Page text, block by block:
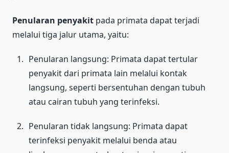
Penularan penyakit pada primata dapat terjadi
melalui tiga jalur utama, yaitu:
Penularan langsung: Primata dapat tertular
penyakit dari primata lain melalui kontak
langsung, seperti bersentuhan dengan tubuh
atau cairan tubuh yang terinfeksi.
Penularan tidak langsung: Primata dapat
terinfeksi penyakit melalui benda atau